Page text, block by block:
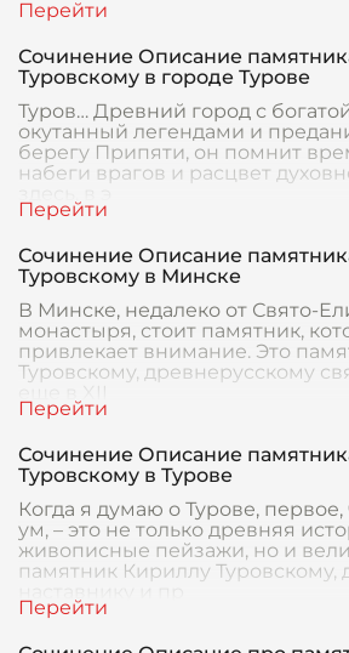
Сочинение Описание
Туровскому в городе Турове
Туров… Древний город с
окутанный легендами и
берегу Припяти, он помнит
набеги врагов и расцвет
Сочинение Описание
Туровскому в Минске
В Минске, недалеко от Свято-
монастыря, стоит памятник,
привлекает внимание. Это
Туровскому, древнерусскому
еще в XII
Сочинение Описание
Туровскому в Турове
Когда я думаю о Турове,
ум, – это не только древняя
живописные пейзажи, но и
памятник Кириллу Туровскому,